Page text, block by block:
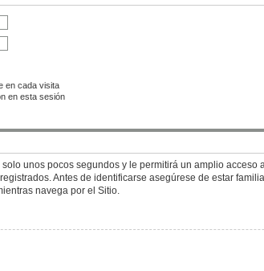
en cada visita
en esta sesión
unos pocos segundos y le permitirá un amplio acceso
Antes de identificarse asegúrese de estar
navega por el Sitio.